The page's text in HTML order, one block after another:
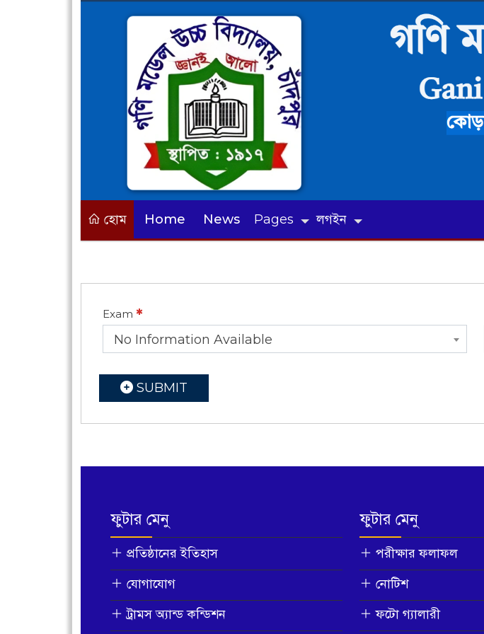
হোম Home News Pages লগইন
Exam *
No Information Available
SUBMIT
ফুটার মেনু
প্রতিষ্ঠানের ইতিহাস
যোগাযোগ
ট্রামস অ্যান্ড কন্ডিশন
ফুটার মেনু
পরীক্ষার ফলাফল
নোটিশ
ফটো গ্যালারী